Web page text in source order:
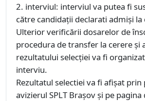
2. interviul: interviul va putea fi
către candidații declarati admiși la
Ulterior verificării dosarelor de
procedura de transfer la cerere și
rezultatului selecției va fi
interviu.
Rezultatul selectiei va fi afișat prin
avizierul SPLT Brașov și pe